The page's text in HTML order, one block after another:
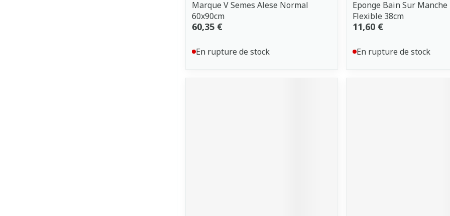
Marque V Semes Alese Normal
60x90cm
60,35 €
En rupture de stock
Eponge Bain Sur
Flexible 38cm
11,60 €
En rupture de stock